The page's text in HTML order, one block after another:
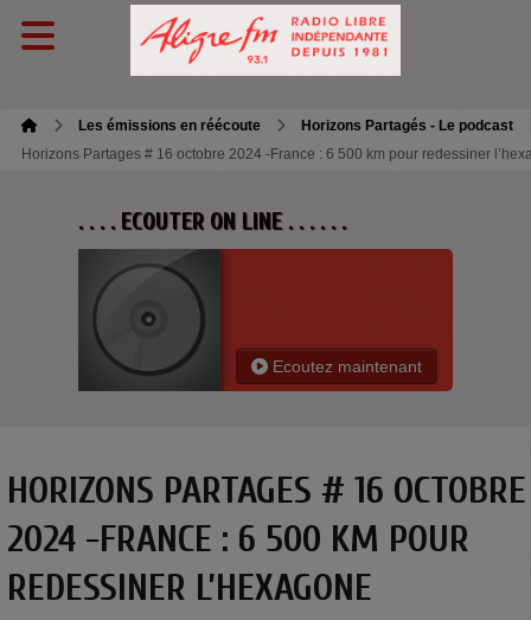
Les émissions en réécoute
Horizons Partagés - Le podcast
Horizons Partages # 16 octobre 2024 -France : 6 500 km pour redessiner
. . . . ECOUTER ON LINE . . . . . .
Ecoutez maintenant
HORIZONS PARTAGES # 16 OCTOBRE
2024 -FRANCE : 6 500 KM POUR
REDESSINER L’HEXAGONE